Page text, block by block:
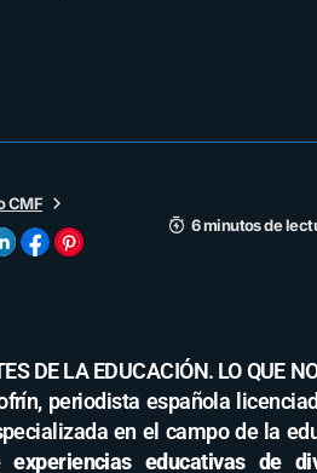
CMF
6 minutos de
DE LA EDUCACIÓN. LO QUE
periodista española
en el campo de la
experiencias educativas de